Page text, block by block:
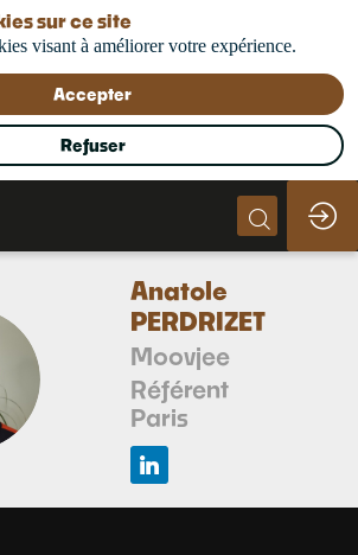
Anatole
PERDRIZET
Moovjee
Référent
Paris
sur ce site
visant à améliorer votre expérience.
Accepter
Refuser